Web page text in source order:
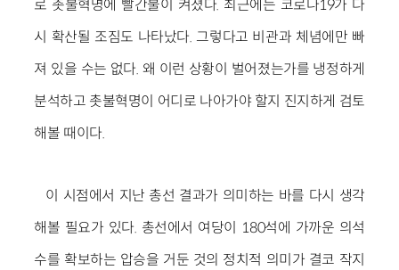
로 촛불혁명에 빨간불이 켜졌다. 최근에는 코로나19가 다
시 확산될 조짐도 나타났다. 그렇다고 비관과 체념에만 빠
져 있을 수는 없다. 왜 이런 상황이 벌어졌는가를 냉정하게
분석하고 촛불혁명이 어디로 나아가야 할지 진지하게 검토
해볼 때이다.
이 시점에서 지난 총선 결과가 의미하는 바를 다시 생각
해볼 필요가 있다. 총선에서 여당이 180석에 가까운 의석
수를 확보하는 압승을 거둔 것의 정치적 의미가 결코 작지